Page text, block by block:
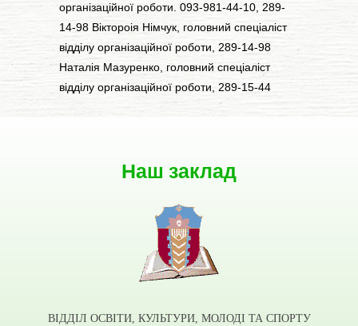
організаційної роботи. 093-981-44-10, 289-
14-98 Віктороія Німчук, головний спеціаліст
відділу організаційної роботи, 289-14-98
Наталія Мазуренко, головний спеціаліст
відділу організаційної роботи, 289-15-44
Наш заклад
ВІДДІЛ ОСВІТИ, КУЛЬТУРИ, МОЛОДІ ТА СПОРТУ